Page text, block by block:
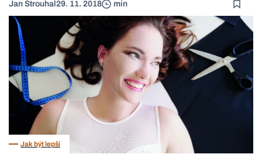
Jan Strouhal 29. 11. 2018 min
Jak být lepší